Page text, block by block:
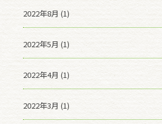
2022年8月 (1)
2022年5月 (1)
2022年4月 (1)
2022年3月 (1)